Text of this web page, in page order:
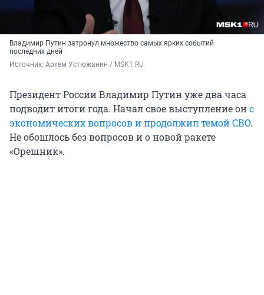
Владимир Путин затронул множество самых ярких событий
последних дней
Источник: Артем Устюжанин / MSK1.RU
Президент России Владимир Путин уже два часа
подводит итоги года. Начал свое выступление онс
экономических вопросов и продолжил темой СВО.
Не обошлось без вопросов и о новой ракете
«Орешник».